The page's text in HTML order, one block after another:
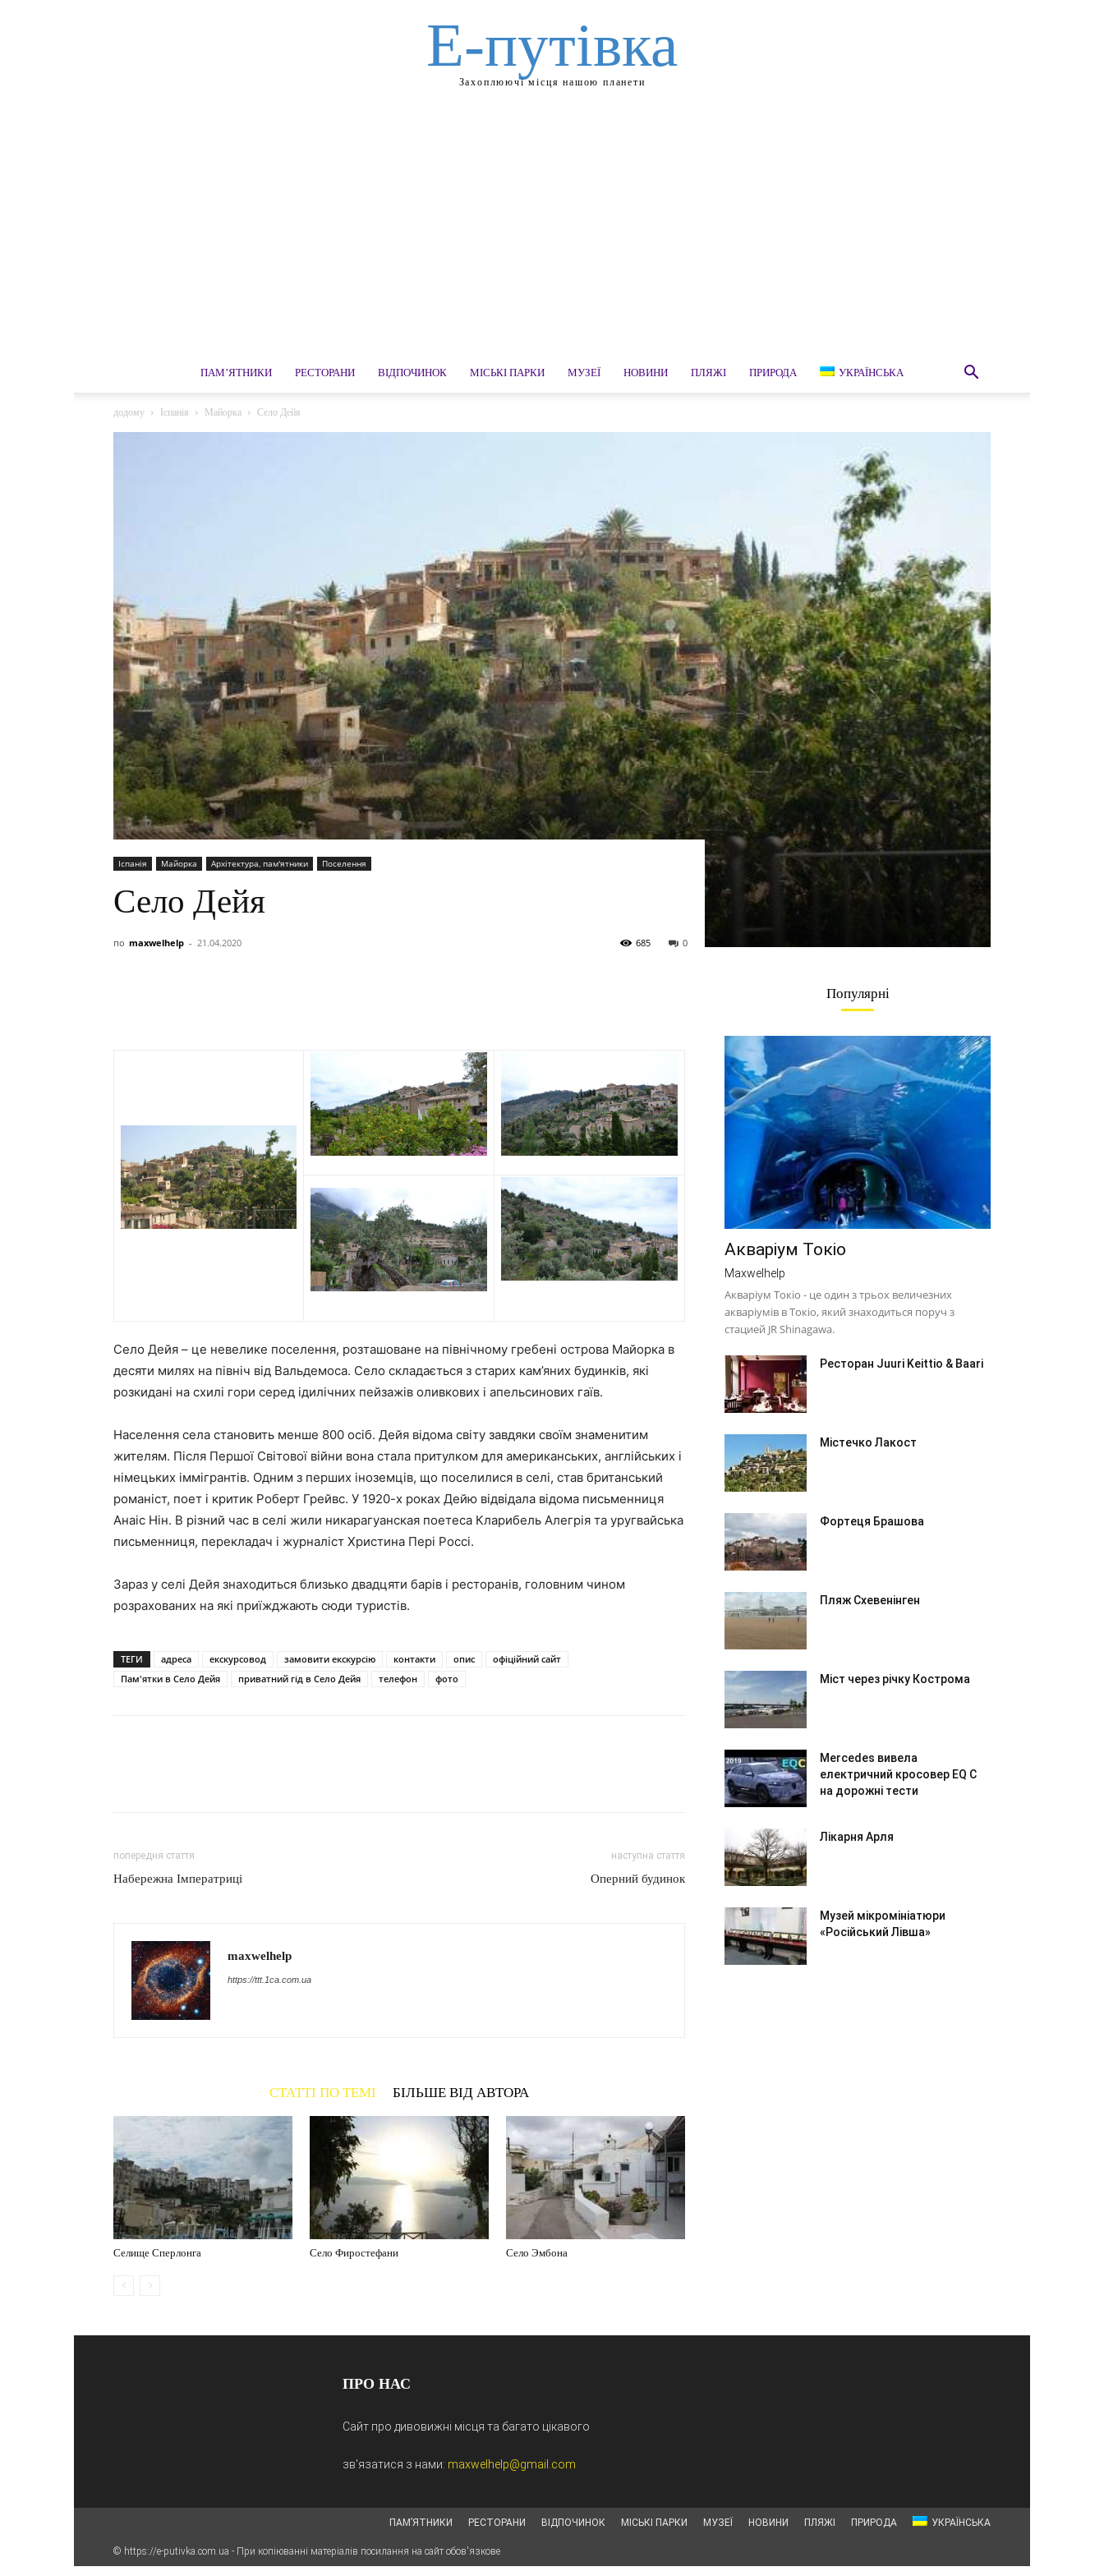
Е-путівка
Захоплюючі місця нашою планети
ПАМ’ЯТНИКИ РЕСТОРАНИ ВІДПОЧИНОК МІСЬКІ ПАРКИ МУЗЕЇ НОВИНИ ПЛЯЖІ ПРИРОДА УКРАЇНСЬКА
додому Іспанія Майорка Село Дейя
Іспанія Майорка Архітектура, пам'ятники Поселення
Село Дейя
по maxwelhelp - 21.04.2020 0
685
Село Дейя – це невелике поселення, розташоване на північному гребені острова Майорка в
десяти милях на північ від Вальдемоса. Село складається з старих кам’яних будинків, які
розкидані на схилі гори серед ідилічних пейзажів оливкових і апельсинових гаїв.
Населення села становить менше 800 осіб. Дейя відома світу завдяки своїм знаменитим
жителям. Після Першої Світової війни вона стала притулком для американських, англійських і
німецьких іммігрантів. Одним з перших іноземців, що поселилися в селі, став британський
романіст, поет і критик Роберт Грейвс. У 1920-х роках Дейю відвідала відома письменниця
Анаіс Нін. В різний час в селі жили никарагуанская поетеса Кларибель Алегрія та уругвайська
письменниця, перекладач і журналіст Христина Пері Россі.
Зараз у селі Дейя знаходиться близько двадцяти барів і ресторанів, головним чином
розрахованих на які приїжджають сюди туристів.
ТЕГИ адреса екскурсовод замовити екскурсію контакти опис
офіційний сайт
Пам'ятки в Село Дейя
приватний гід в Село Дейя телефон фото
попередня стаття
Набережна Імператриці
наступна стаття
Оперний будинок
maxwelhelp
https://ttt.1ca.com.ua
СТАТТІ ПО ТЕМІ БІЛЬШЕ ВІД АВТОРА
Селище Сперлонга Село Фиростефани Село Эмбона
Популярні
Акваріум Токіо
Maxwelhelp
Акваріум Токіо - це один з трьох величезних
акваріумів в Токіо, який знаходиться поруч з
стацией JR Shinagawa.
Ресторан Juuri Keittio & Baari
Містечко Лакост
Фортеця Брашова
Пляж Схевенінген
Міст через річку Кострома
Mercedes вивела
електричний кросовер EQ C
на дорожні тести
Лікарня Арля
Музей мікромініатюри
«Російський Лівша»
ПРО НАС
Сайт про дивовижні місця та багато цікавого
зв'язатися з нами: maxwelhelp@gmail.com
ПАМ’ЯТНИКИ РЕСТОРАНИ ВІДПОЧИНОК МІСЬКІ ПАРКИ МУЗЕЇ НОВИНИ ПЛЯЖІ ПРИРОДА УКРАЇНСЬКА
© https://e-putivka.com.ua - При копіюванні матеріалів посилання на сайт обов'язкове